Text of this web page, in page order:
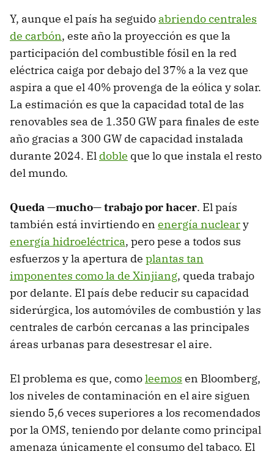
Y, aunque el país ha seguido abriendo centrales
de carbón, este año la proyección es que la
participación del combustible fósil en la red
eléctrica caiga por debajo del 37% a la vez que
aspira a que el 40% provenga de la eólica y solar.
La estimación es que la capacidad total de las
renovables sea de 1.350 GW para finales de este
año gracias a 300 GW de capacidad instalada
durante 2024. El doble que lo que instala el resto
del mundo.
Queda —mucho— trabajo por hacer. El país
también está invirtiendo en energía nucleary
energía hidroeléctrica, pero pese a todos sus
esfuerzos y la apertura de plantas tan
imponentes como la de Xinjiang, queda trabajo
por delante. El país debe reducir su capacidad
siderúrgica, los automóviles de combustión y las
centrales de carbón cercanas a las principales
áreas urbanas para desestresar el aire.
El problema es que, comoleemos en Bloomberg,
los niveles de contaminación en el aire siguen
siendo 5,6 veces superiores a los recomendados
por la OMS, teniendo por delante como principal
amenaza únicamente el consumo del tabaco. El